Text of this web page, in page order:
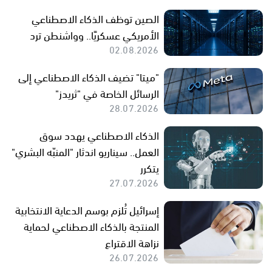
الصين توظف الذكاء الاصطناعي
الأمريكي عسكريًا.. وواشنطن ترد
02.08.2026
"ميتا" تضيف الذكاء الاصطناعي إلى
الرسائل الخاصة في "ثريدز"
28.07.2026
الذكاء الاصطناعي يهدد سوق
العمل.. سيناريو اندثار "المنبّه البشري"
يتكرر
27.07.2026
إسرائيل تُلزم بوسم الدعاية الانتخابية
المنتجة بالذكاء الاصطناعي لحماية
نزاهة الاقتراع
26.07.2026